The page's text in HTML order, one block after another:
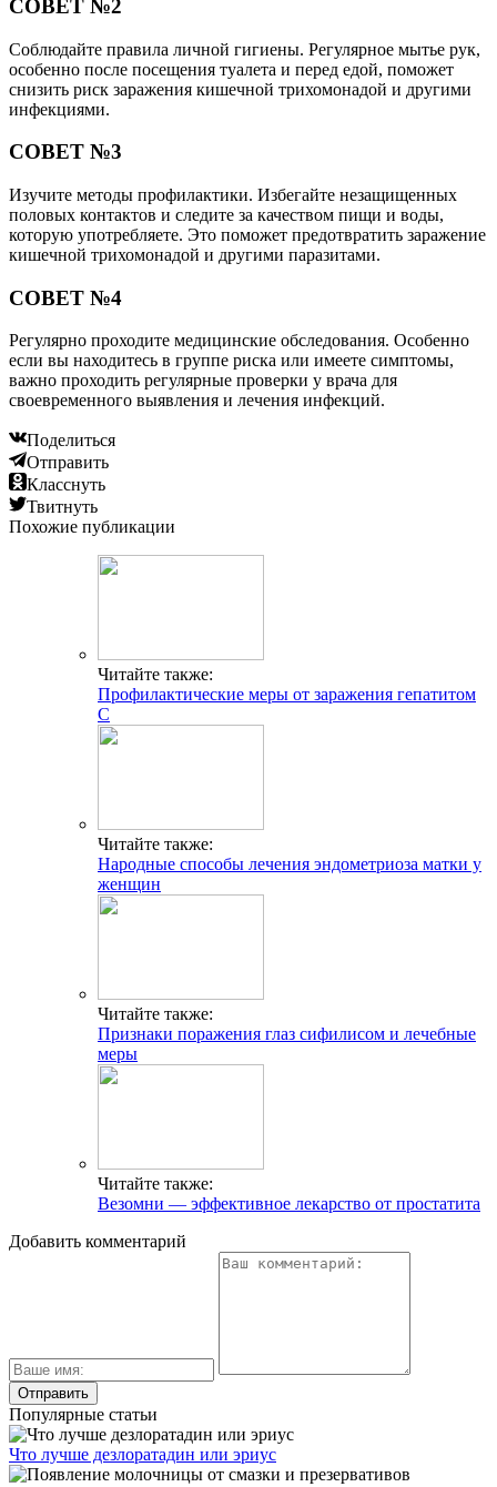
СОВЕТ №2
Соблюдайте правила личной гигиены. Регулярное мытье рук,
особенно после посещения туалета и перед едой, поможет
снизить риск заражения кишечной трихомонадой и другими
инфекциями.
СОВЕТ №3
Изучите методы профилактики. Избегайте незащищенных
половых контактов и следите за качеством пищи и воды,
которую употребляете. Это поможет предотвратить заражение
кишечной трихомонадой и другими паразитами.
СОВЕТ №4
Регулярно проходите медицинские обследования. Особенно
если вы находитесь в группе риска или имеете симптомы,
важно проходить регулярные проверки у врача для
своевременного выявления и лечения инфекций.
Поделиться
Отправить
Класснуть
Твитнуть
Похожие публикации
Читайте также:
Профилактические меры от заражения гепатитом
С
Читайте также:
Народные способы лечения эндометриоза матки у
женщин
Читайте также:
Признаки поражения глаз сифилисом и лечебные
меры
Читайте также:
Везомни — эффективное лекарство от простатита
Добавить комментарий
Популярные статьи
Что лучше дезлоратадин или эриус